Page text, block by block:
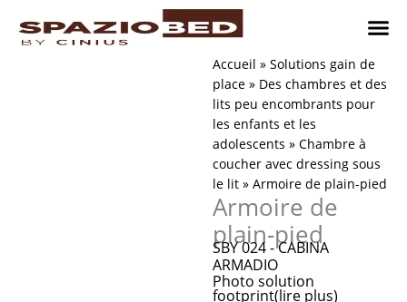
Accueil » Solutions gain de
place» Des chambres et des
lits peu encombrants pour
les enfants et les
adolescents » Chambre à
coucher avec dressing sous
le lit» Armoire de plain-pied
Armoire de
plain-pied
SBY 024 - CABINA
ARMADIO
Photo solution
footprint(lire plus)